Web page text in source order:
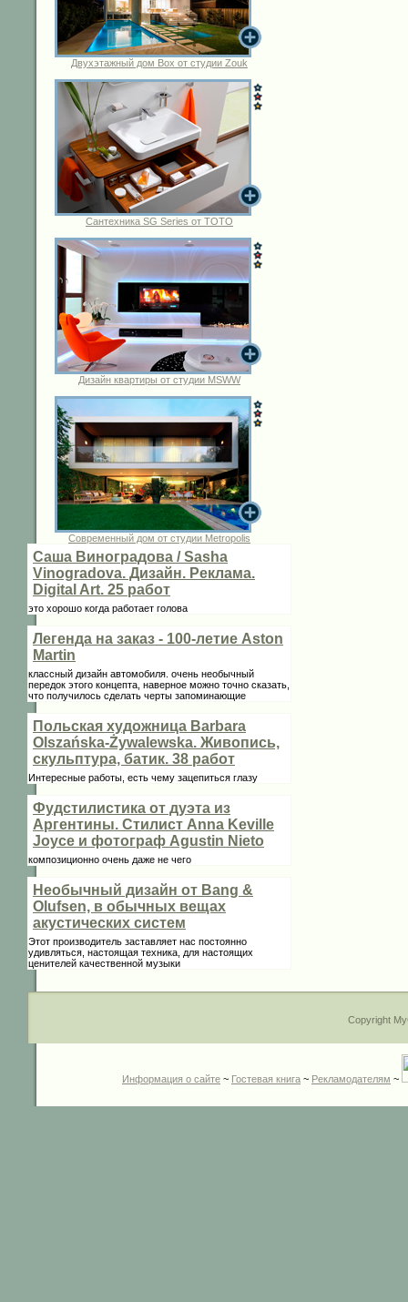
Двухэтажный дом Box от студии Zouk
Сантехника SG Series от TOTO
Дизайн квартиры от студии MSWW
Современный дом от студии Metropolis
Саша Виноградова / Sasha
Vinogradova. Дизайн. Реклама.
Digital Art. 25 работ
это хорошо когда работает голова
Легенда на заказ - 100-летие Aston
Martin
классный дизайн автомобиля. очень необычный
передок этого концепта, наверное можно точно сказать,
что получилось сделать черты запоминающие
Польская художница Barbara
Olszańska-Żywalewska. Живопись,
скульптура, батик. 38 работ
Интересные работы, есть чему зацепиться глазу
Фудстилистика от дуэта из
Аргентины. Стилист Anna Keville
Joycе и фотограф Agustin Nieto
композиционно очень даже не чего
Необычный дизайн от Bang &
Olufsen, в обычных вещах
акустических систем
Этот производитель заставляет нас постоянно
удивляться, настоящая техника, для настоящих
ценителей качественной музыки
Copyright
Информация о сайте ~ Гостевая книга ~ Рекламодателям ~